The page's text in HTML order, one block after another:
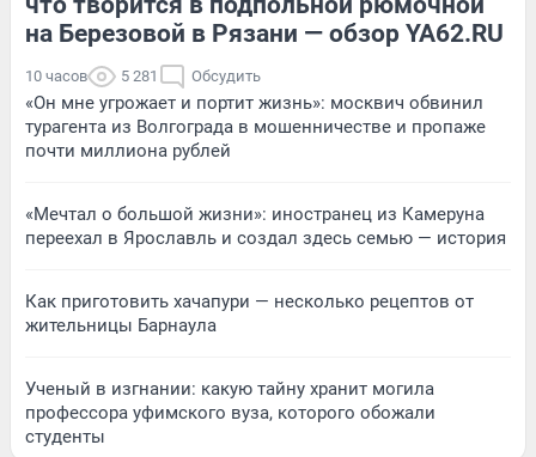
на Березовой в Рязани — обзор YA62.RU
10 часов 5 281 Обсудить
«Он мне угрожает и портит жизнь»: москвич обвинил
турагента из Волгограда в мошенничестве и пропаже
почти миллиона рублей
«Мечтал о большой жизни»: иностранец из Камеруна
переехал в Ярославль и создал здесь семью — история
Как приготовить хачапури — несколько рецептов от
жительницы Барнаула
Ученый в изгнании: какую тайну хранит могила
профессора уфимского вуза, которого обожали
студенты